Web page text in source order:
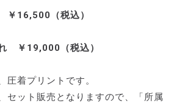
16,500（税込）
￥19,000（税込）
着プリントです。
セット販売となりますので、「所属